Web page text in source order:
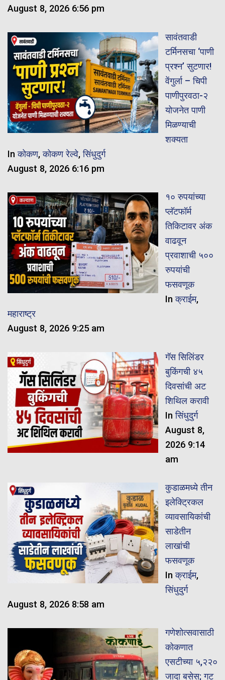
August 8, 2026 6:56 pm
सावंतवाडी
टर्मिनसचा ‘पाणी
प्रश्न’ सुटणार!
वेंगुर्ला – चिपी
पाणीपुरवठा-२
योजनेत पाणी
मिळण्याची
शक्यता
Inकोकण,कोकण रेल्वे,सिंधुदुर्ग
August 8, 2026 6:16 pm
१० रुपयांच्या
प्लॅटफॉर्म
तिकिटावर अंक
वाढवून
प्रवाशाची ५००
रुपयांची
फसवणूक
Inक्राईम,
महाराष्ट्र
August 8, 2026 9:25 am
गॅस सिलिंडर
बुकिंगची ४५
दिवसांची अट
शिथिल करावी
Inसिंधुदुर्ग
August 8,
2026 9:14
am
कुडाळमध्ये तीन
इलेक्ट्रिकल
व्यावसायिकांची
साडेतीन
लाखांची
फसवणूक
Inक्राईम,
सिंधुदुर्ग
August 8, 2026 8:58 am
गणेशोत्सवासाठी
कोकणात
एसटीच्या ५,२२०
जादा बसेस; गट